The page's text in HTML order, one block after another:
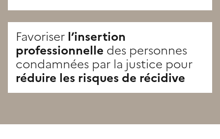
Favoriserl’insertion
professionnelle des personnes
condamnées par la justice pour
réduire les risques de récidive